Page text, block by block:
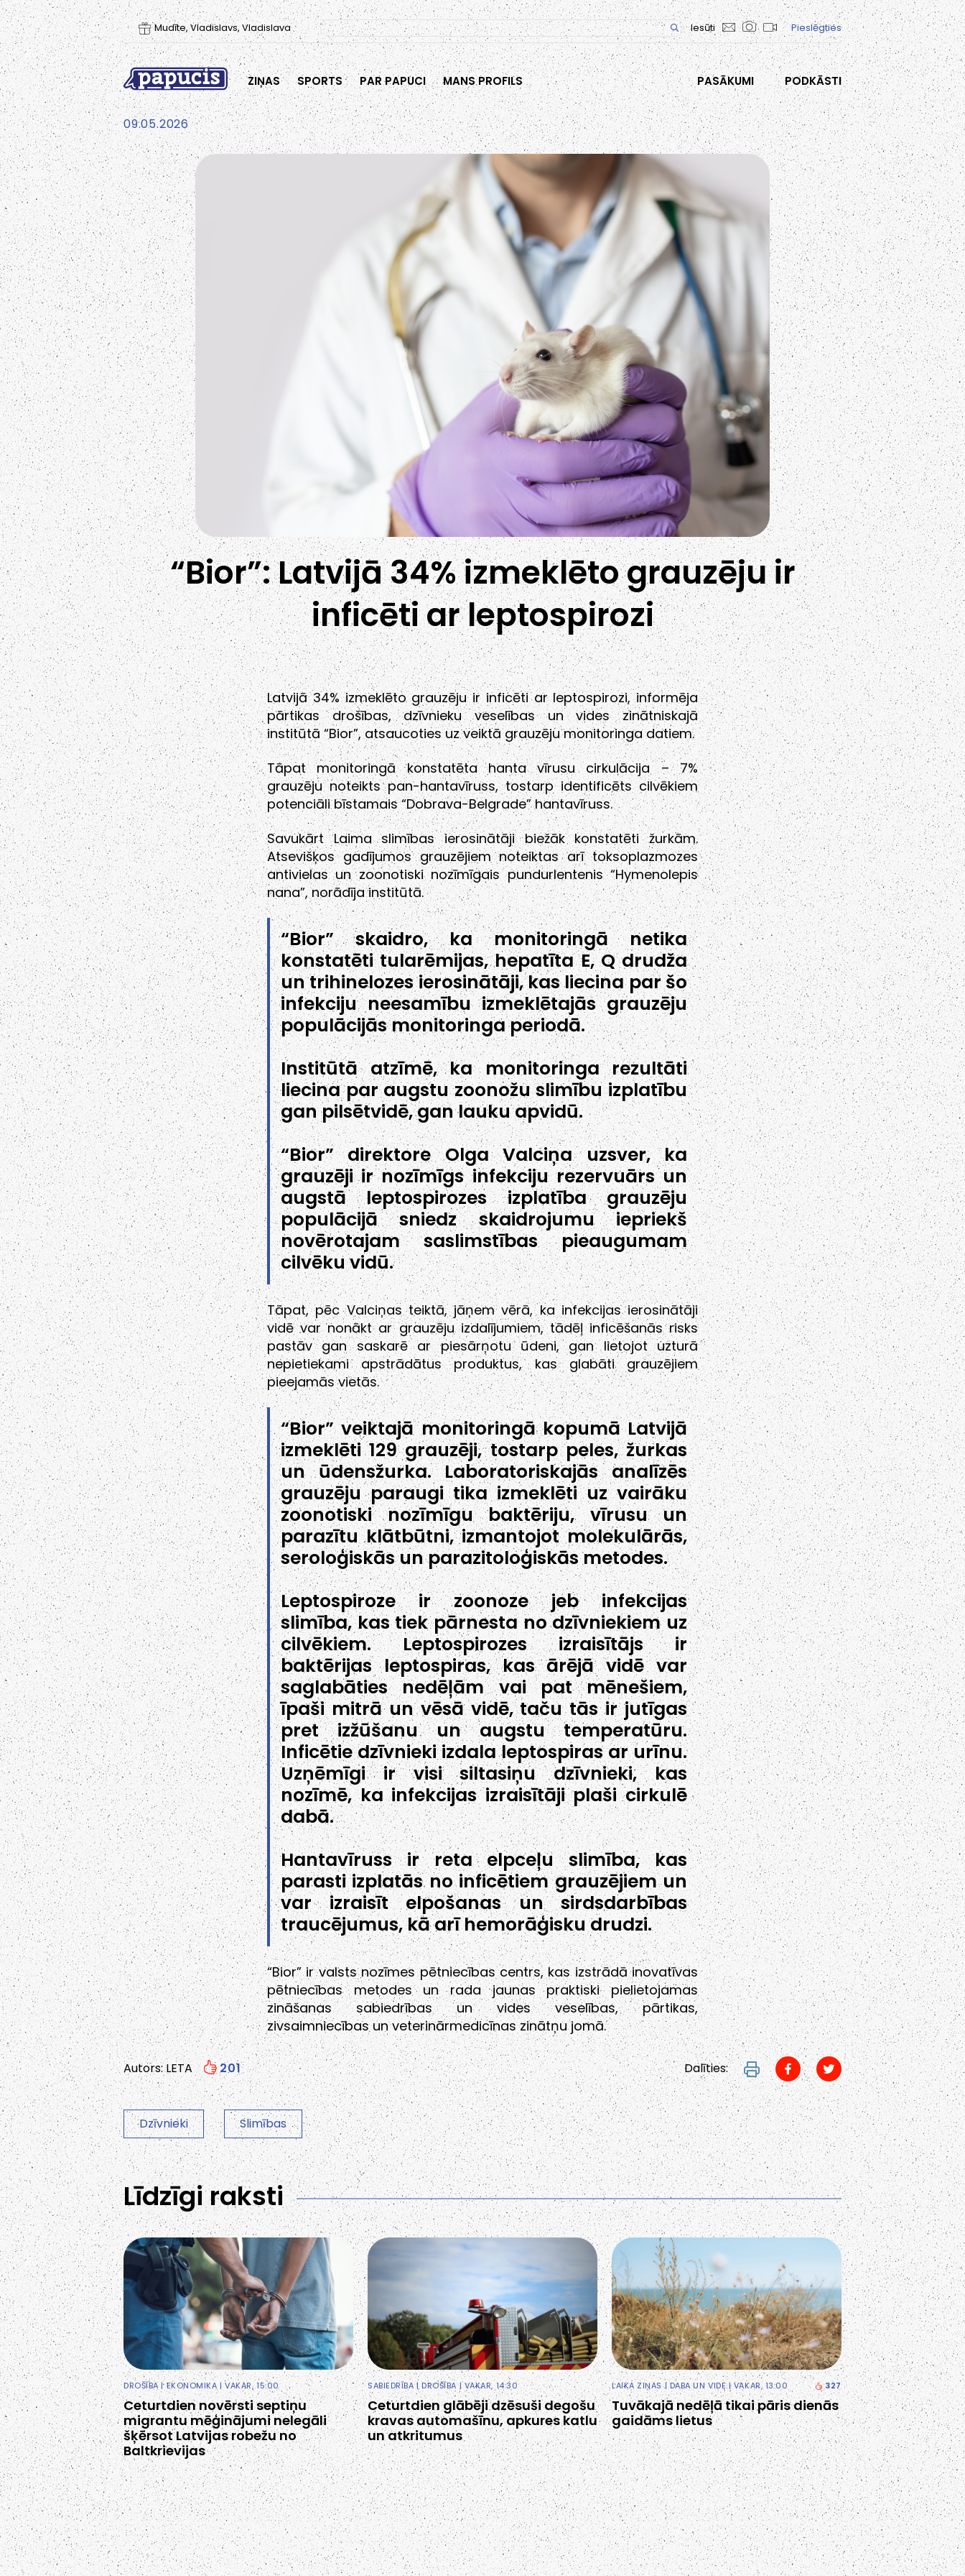
Mudīte, Vladislavs, Vladislava Iesūti Pieslēgties
ZIŅAS SPORTS PAR PAPUCI MANS PROFILS PASĀKUMI PODKĀSTI
09.05.2026
“Bior”: Latvijā 34% izmeklēto grauzēju ir
inficēti ar leptospirozi
Latvijā 34% izmeklēto grauzēju ir inficēti ar leptospirozi, informēja
pārtikas drošības, dzīvnieku veselības un vides zinātniskajā
institūtā “Bior”, atsaucoties uz veiktā grauzēju monitoringa datiem.
Tāpat monitoringā konstatēta hanta vīrusu cirkulācija – 7%
grauzēju noteikts pan-hantavīruss, tostarp identificēts cilvēkiem
potenciāli bīstamais “Dobrava-Belgrade” hantavīruss.
Savukārt Laima slimības ierosinātāji biežāk konstatēti žurkām.
Atsevišķos gadījumos grauzējiem noteiktas arī toksoplazmozes
antivielas un zoonotiski nozīmīgais pundurlentenis “Hymenolepis
nana”, norādīja institūtā.
“Bior” skaidro, ka monitoringā netika
konstatēti tularēmijas, hepatīta E, Q drudža
un trihinelozes ierosinātāji, kas liecina par šo
infekciju neesamību izmeklētajās grauzēju
populācijās monitoringa periodā.
Institūtā atzīmē, ka monitoringa rezultāti
liecina par augstu zoonožu slimību izplatību
gan pilsētvidē, gan lauku apvidū.
“Bior” direktore Olga Valciņa uzsver, ka
grauzēji ir nozīmīgs infekciju rezervuārs un
augstā leptospirozes izplatība grauzēju
populācijā sniedz skaidrojumu iepriekš
novērotajam saslimstības pieaugumam
cilvēku vidū.
Tāpat, pēc Valciņas teiktā, jāņem vērā, ka infekcijas ierosinātāji
vidē var nonākt ar grauzēju izdalījumiem, tādēļ inficēšanās risks
pastāv gan saskarē ar piesārņotu ūdeni, gan lietojot uzturā
nepietiekami apstrādātus produktus, kas glabāti grauzējiem
pieejamās vietās.
“Bior” veiktajā monitoringā kopumā Latvijā
izmeklēti 129 grauzēji, tostarp peles, žurkas
un ūdensžurka. Laboratoriskajās analīzēs
grauzēju paraugi tika izmeklēti uz vairāku
zoonotiski nozīmīgu baktēriju, vīrusu un
parazītu klātbūtni, izmantojot molekulārās,
seroloģiskās un parazitoloģiskās metodes.
Leptospiroze ir zoonoze jeb infekcijas
slimība, kas tiek pārnesta no dzīvniekiem uz
cilvēkiem. Leptospirozes izraisītājs ir
baktērijas leptospiras, kas ārējā vidē var
saglabāties nedēļām vai pat mēnešiem,
īpaši mitrā un vēsā vidē, taču tās ir jutīgas
pret izžūšanu un augstu temperatūru.
Inficētie dzīvnieki izdala leptospiras ar urīnu.
Uzņēmīgi ir visi siltasiņu dzīvnieki, kas
nozīmē, ka infekcijas izraisītāji plaši cirkulē
dabā.
Hantavīruss ir reta elpceļu slimība, kas
parasti izplatās no inficētiem grauzējiem un
var izraisīt elpošanas un sirdsdarbības
traucējumus, kā arī hemorāģisku drudzi.
“Bior” ir valsts nozīmes pētniecības centrs, kas izstrādā inovatīvas
pētniecības metodes un rada jaunas praktiski pielietojamas
zināšanas sabiedrības un vides veselības, pārtikas,
zivsaimniecības un veterinārmedicīnas zinātņu jomā.
Autors: LETA 201 Dalīties:
Dzīvnieki Slimības
Līdzīgi raksti
DROŠĪBA|EKONOMIKA | VAKAR, 15:00
Ceturtdien novērsti septiņu
migrantu mēģinājumi nelegāli
šķērsot Latvijas robežu no
Baltkrievijas
SABIEDRĪBA|DROŠĪBA| VAKAR, 14:30
Ceturtdien glābēji dzēsuši degošu
kravas automašīnu, apkures katlu
un atkritumus
LAIKA ZIŅAS|DABA UN VIDE| VAKAR, 13:00 327
Tuvākajā nedēļā tikai pāris dienās
gaidāms lietus